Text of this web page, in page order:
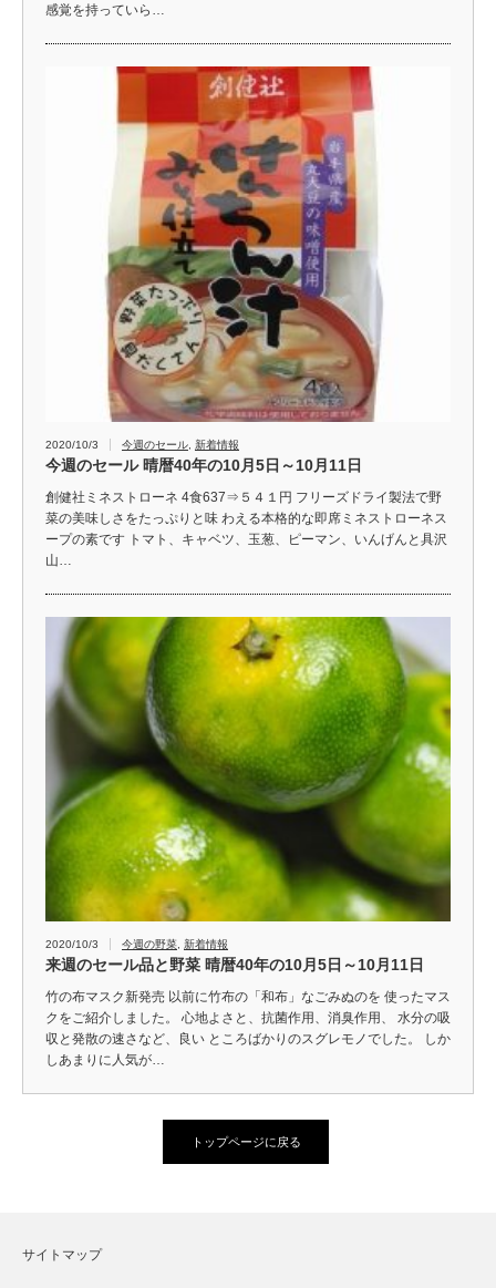
感覚を持っていら…
2020/10/3 今週のセール, 新着情報
今週のセール 晴暦40年の10月5日～10月11日
創健社ミネストローネ 4食637⇒５４１円 フリーズドライ製法で野
菜の美味しさをたっぷりと味 わえる本格的な即席ミネストローネス
ープの素です トマト、キャベツ、玉葱、ピーマン、いんげんと具沢
山…
2020/10/3 今週の野菜 新着情報
来週のセール品と野菜 晴暦40年の10月5日～10月11日
竹の布マスク新発売 以前に竹布の「和布」なごみぬのを 使ったマス
クをご紹介しました。 心地よさと、抗菌作用、消臭作用、 水分の吸
収と発散の速さなど、良い ところばかりのスグレモノでした。 しか
しあまりに人気が…
トップページに戻る
サイトマップ